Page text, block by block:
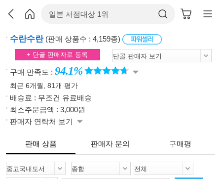
수란수란(판매 상품수 : 4,159종)
+ 단골 판매자로 등록
구매 만족도 : 94.1%
최근 6개월, 81개 평가
배송료 : 무조건 유료배송
최소주문금액 : 3,000원
판매자 연락처 보기
판매 상품 판매자 문의 구매평